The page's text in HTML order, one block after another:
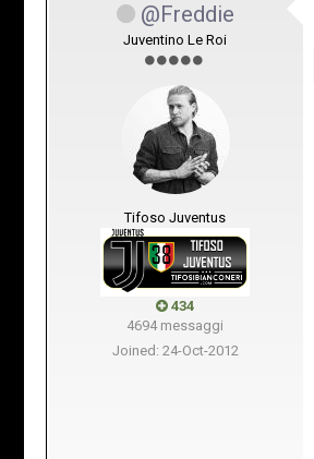
@Freddie
Juventino Le Roi
Tifoso Juventus
434
4694 messaggi
Joined: 24-Oct-2012